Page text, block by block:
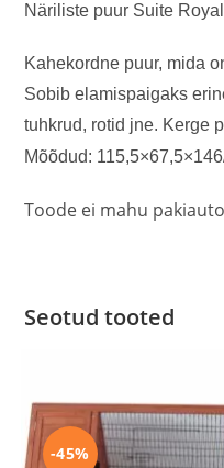
Näriliste puur Suite
Kahekordne puur, mida
Sobib elamispaigaks
tuhkrud, rotid jne. Kerge
Mõõdud:
Toode ei mahu
Seotud tooted
-45%